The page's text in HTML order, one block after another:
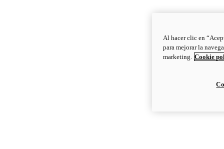
Al hacer clic en
para mejorar la
marketing. Cookie